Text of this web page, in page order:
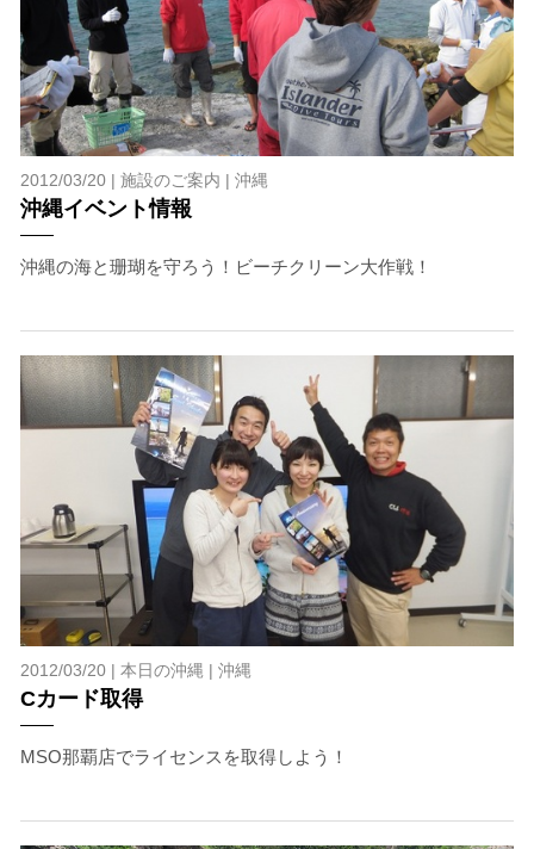
2012/03/20 | 施設のご案内 | 沖縄
沖縄イベント情報
沖縄の海と珊瑚を守ろう！ビーチクリーン大作戦！
2012/03/20 | 本日の沖縄 | 沖縄
Cカード取得
MSO那覇店でライセンスを取得しよう！
上記承諾ください。
閉じる